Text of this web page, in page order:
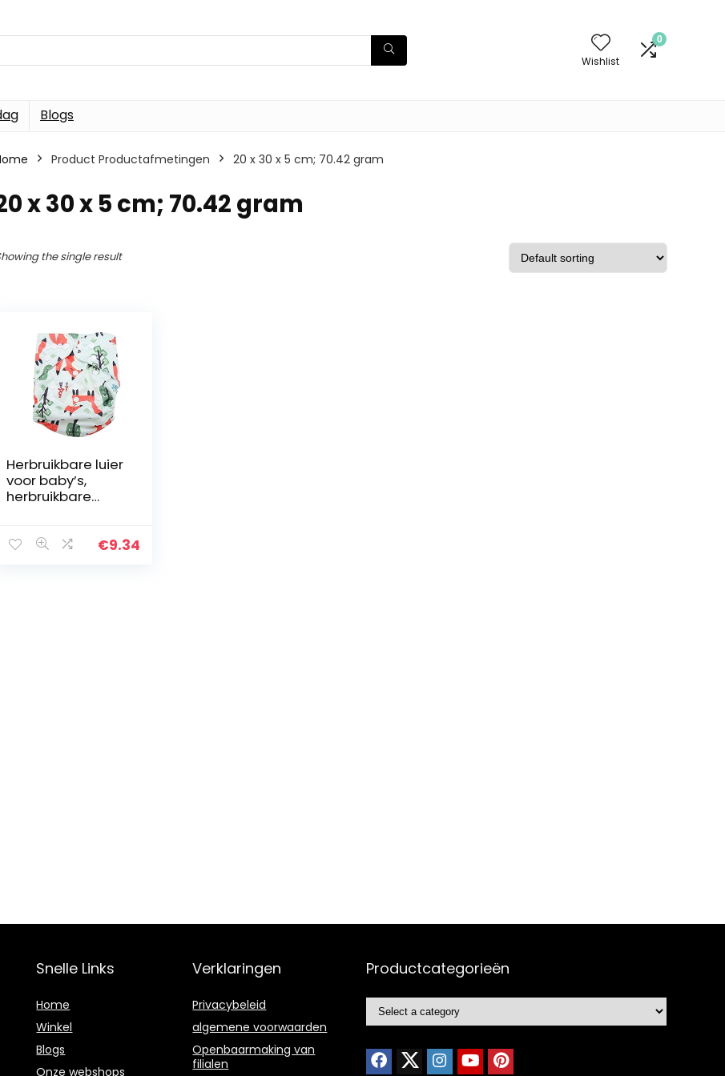
Wishlist
0
Blogs
Product Productafmetingen 20 x 30 x 5 cm; 70.42 gram
x 30 x 5 cm; 70.42 gram
the single result
Herbruikbare luier
voor baby’s,
herbruikbare
meenemen van
€9.34
Snelle Links
Home
Winkel
Blogs
Onze webshops
Verklaringen
Privacybeleid
algemene voorwaarden
Openbaarmaking van
filialen
Productcategorieën